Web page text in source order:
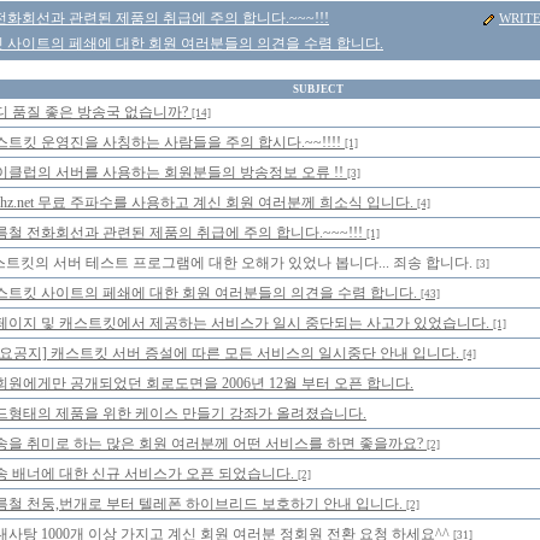
화회선과 관련된 제품의 취급에 주의 합니다.~~~!!!
사이트의 페쇄에 대한 회원 여러분들의 의견을 수렴 합니다.
WRITE
SUBJECT
품질 좋은 방송국 없습니까? [14]
트킷 운영진을 사칭하는 사람들을 주의 합시다.~~!!!! [1]
클럽의 서버를 사용하는 회원분들의 방송정보 오류 !! [3]
무료 주파수를 사용하고 계신 회원 여러분께 희소식 입니다. [4]
철 전화회선과 관련된 제품의 취급에 주의 합니다.~~~!!! [1]
트킷의 서버 테스트 프로그램에 대한 오해가 있었나 봅니다... 죄송 합니다. [3]
트킷 사이트의 페쇄에 대한 회원 여러분들의 의견을 수렴 합니다. [43]
이지 및 캐스트킷에서 제공하는 서비스가 일시 중단되는 사고가 있었습니다. [1]
공지] 캐스트킷 서버 증설에 따른 모든 서비스의 일시중단 안내 입니다. [4]
원에게만 공개되었던 회로도면을 2006년 12월 부터 오픈 합니다.
형태의 제품을 위한 케이스 만들기 강좌가 올려졌습니다.
을 취미로 하는 많은 회원 여러분께 어떤 서비스를 하면 좋을까요? [2]
배너에 대한 신규 서비스가 오픈 되었습니다. [2]
철 천둥,번개로 부터 텔레폰 하이브리드 보호하기 안내 입니다. [2]
사탕 1000개 이상 가지고 계신 회원 여러분 정회원 전환 요청 하세요^^ [31]